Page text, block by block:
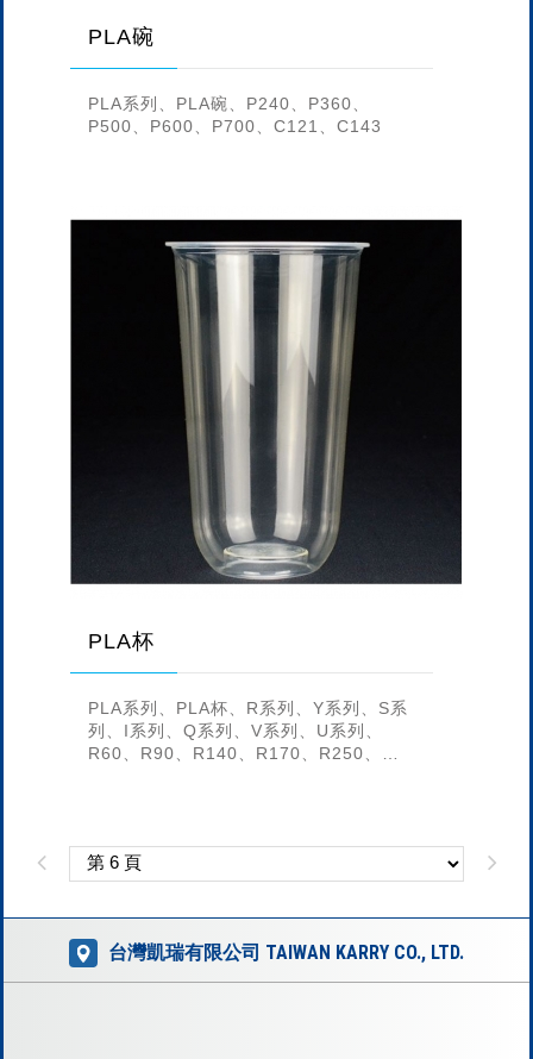
PLA碗
PLA系列、PLA碗、P240、P360、
P500、P600、P700、C121、C143
PLA杯
PLA系列、PLA杯、R系列、Y系列、S系
列、I系列、Q系列、V系列、U系列、
R60、R90、R140、R170、R250、
台灣凱瑞有限公司 TAIWAN KARRY CO., LTD.